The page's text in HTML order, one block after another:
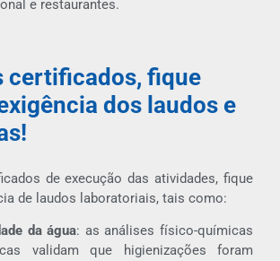
e restaurantes.
certificados, fique
dos laudos e
de execução das atividades, fique
de laudos laboratoriais, tais como:
da água: as análises físico-químicas
validam que higienizações foram